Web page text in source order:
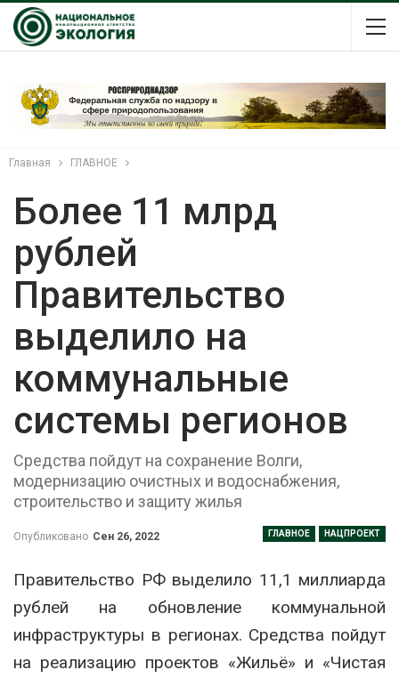
Главная ГЛАВНОЕ
Более 11 млрд
рублей
Правительство
выделило на
коммунальные
системы регионов
Средства пойдут на сохранение Волги,
модернизацию очистных и водоснабжения,
строительство и защиту жилья
ГЛАВНОЕ НАЦПРОЕКТ
Опубликовано Сен 26, 2022
Правительство РФ выделило 11,1 миллиарда
рублей на обновление коммунальной
инфраструктуры в регионах. Средства пойдут
на реализацию проектов «Жильё» и «Чистая